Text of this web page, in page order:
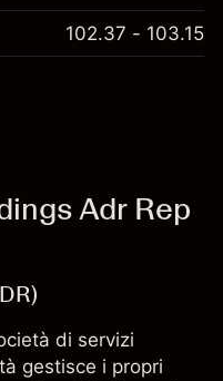
102.37 - 103.15
Adr Rep
di servizi
gestisce i propri